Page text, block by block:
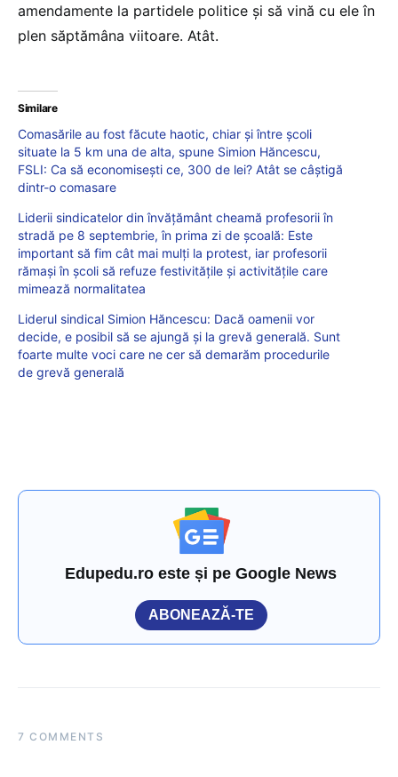
amendamente la partidele politice și să vină cu ele în
plen săptămâna viitoare. Atât.
Similare
Comasările au fost făcute haotic, chiar și între școli
situate la 5 km una de alta, spune Simion Hăncescu,
FSLI: Ca să economisești ce, 300 de lei? Atât se câștigă
dintr-o comasare
Liderii sindicatelor din învățământ cheamă profesorii în
stradă pe 8 septembrie, în prima zi de școală: Este
important să fim cât mai mulți la protest, iar profesorii
rămași în școli să refuze festivitățile și activitățile care
mimează normalitatea
Liderul sindical Simion Hăncescu: Dacă oamenii vor
decide, e posibil să se ajungă și la grevă generală. Sunt
foarte multe voci care ne cer să demarăm procedurile
de grevă generală
Edupedu.ro este și pe Google News
ABONEAZĂ-TE
7 COMMENTS